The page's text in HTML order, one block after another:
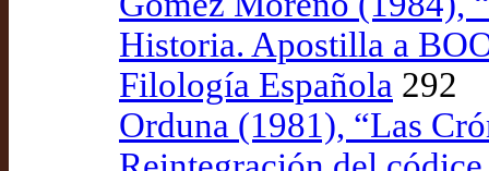
Historia. Apostilla a
Filología Española 292
Orduna (1981), “Las